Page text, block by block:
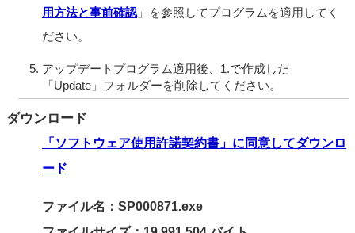
用方法と事前確認 」を参照してプログラムを適用してく
ださい。
アップデートプログラム適用後、1.で作成した
「Update」フォルダーを削除してください。
ダウンロード
「ソフトウェア使用許諾契約書」に同意してダウンロ
ード
ファイル名：SP000871.exe